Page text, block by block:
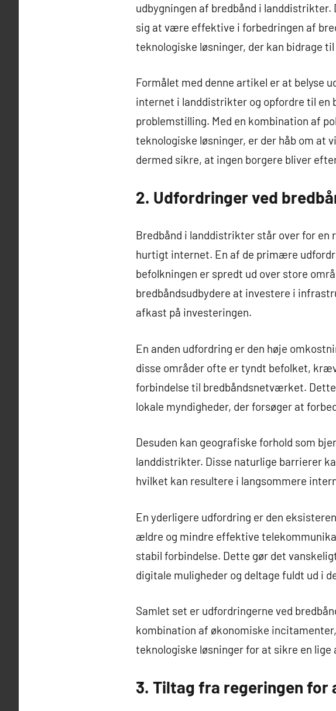
udbygningen af bredbånd i
sig at være effektive i forbedringen af
teknologiske løsninger, der kan bidrage
Formålet med denne artikel er at belyse
internet i landdistrikter og opfordre til en
problemstilling. Med en kombination af
teknologiske løsninger, er der håb om at
dermed sikre, at ingen borgere bliver
2. Udfordringer ved
Bredbånd i landdistrikter står over for
hurtigt internet. En af de primære
befolkningen er spredt ud over store
bredbåndsudbydere at investere i
afkast på investeringen.
En anden udfordring er den høje
disse områder ofte er tyndt befolket,
forbindelse til bredbåndsnetværket.
lokale myndigheder, der forsøger at
Desuden kan geografiske forhold som
landdistrikter. Disse naturlige barrierer
hvilket kan resultere i langsommere
En yderligere udfordring er den
ældre og mindre effektive
stabil forbindelse. Dette gør det
digitale muligheder og deltage fuldt ud i
Samlet set er udfordringerne ved
kombination af økonomiske
teknologiske løsninger for at sikre en
3. Tiltag fra regeringen for